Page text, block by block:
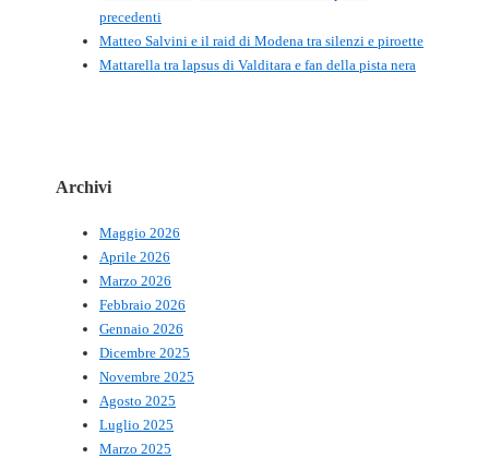
precedenti
Matteo Salvini e il raid di Modena tra silenzi e piroette
Mattarella tra lapsus di Valditara e fan della pista nera
Archivi
Maggio 2026
Aprile 2026
Marzo 2026
Febbraio 2026
Gennaio 2026
Dicembre 2025
Novembre 2025
Agosto 2025
Luglio 2025
Marzo 2025